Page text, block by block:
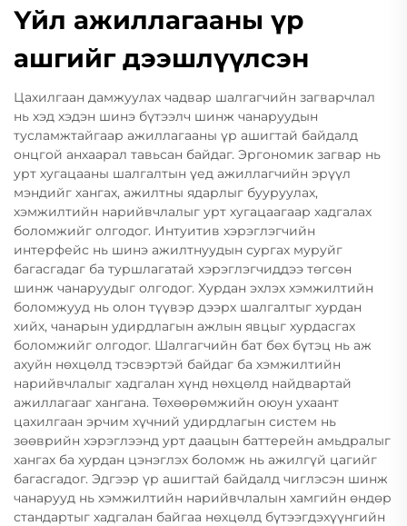
Үйл ажиллагааны үр
ашгийг дээшлүүлсэн
Цахилгаан дамжуулах чадвар шалгагчийн загварчлал
нь хэд хэдэн шинэ бүтээлч шинж чанаруудын
тусламжтайгаар ажиллагааны үр ашигтай байдалд
онцгой анхаарал тавьсан байдаг. Эргономик загвар нь
урт хугацааны шалгалтын үед ажиллагчийн эрүүл
мэндийг хангах, ажилтны ядарлыг бууруулах,
хэмжилтийн нарийвчлалыг урт хугацаагаар хадгалах
боломжийг олгодог. Интуитив хэрэглэгчийн
интерфейс нь шинэ ажилтнуудын сургах муруйг
багасгадаг ба туршлагатай хэрэглэгчиддээ төгсөн
шинж чанаруудыг олгодог. Хурдан эхлэх хэмжилтийн
боломжууд нь олон түүвэр дээрх шалгалтыг хурдан
хийх, чанарын удирдлагын ажлын явцыг хурдасгах
боломжийг олгодог. Шалгагчийн бат бөх бүтэц нь аж
ахуйн нөхцөлд тэсвэртэй байдаг ба хэмжилтийн
нарийвчлалыг хадгалан хүнд нөхцөлд найдвартай
ажиллагааг хангана. Төхөөрөмжийн оюун ухаант
цахилгаан эрчим хүчний удирдлагын систем нь
зөөврийн хэрэглээнд урт даацын баттерейн амьдралыг
хангах ба хурдан цэнэглэх боломж нь ажилгүй цагийг
багасгадог. Эдгээр үр ашигтай байдалд чиглэсэн шинж
чанарууд нь хэмжилтийн нарийвчлалын хамгийн өндөр
стандартыг хадгалан байгаа нөхцөлд бүтээгдэхүүнгийн